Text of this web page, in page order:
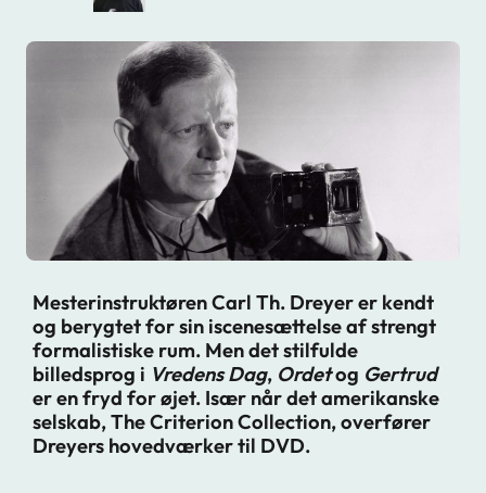
Mesterinstruktøren Carl Th. Dreyer er kendt
og berygtet for sin iscenesættelse af strengt
formalistiske rum. Men det stilfulde
billedsprog i Vredens Dag, Ordetog Gertrud
er en fryd for øjet. Især når det amerikanske
selskab, The Criterion Collection, overfører
Dreyers hovedværker til DVD.